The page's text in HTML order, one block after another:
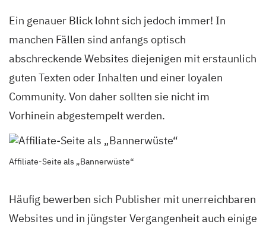
Ein genauer Blick lohnt sich jedoch immer! In
manchen Fällen sind anfangs optisch
abschreckende Websites diejenigen mit erstaunlich
guten Texten oder Inhalten und einer loyalen
Community. Von daher sollten sie nicht im
Vorhinein abgestempelt werden.
Affiliate-Seite als „Bannerwüste“
Häufig bewerben sich Publisher mit unerreichbaren
Websites und in jüngster Vergangenheit auch einige